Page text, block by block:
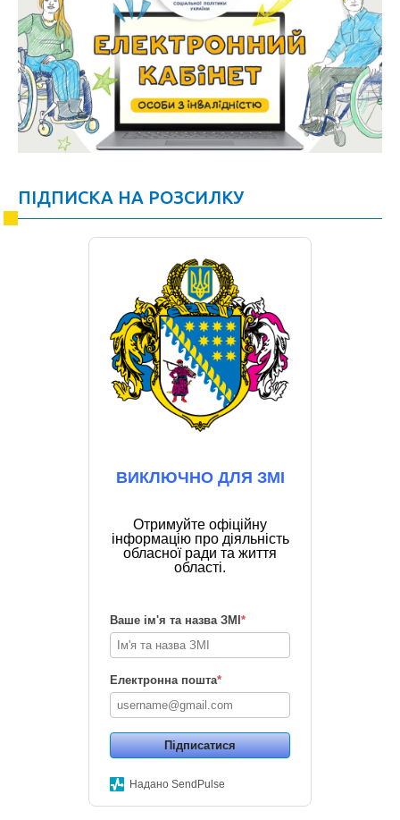
ПІДПИСКА НА РОЗСИЛКУ
ВИКЛЮЧНО ДЛЯ ЗМІ
Отримуйте офіційну
інформацію про діяльність
обласної ради та життя
області.
Ваше ім'я та назва ЗМІ *
Електронна пошта*
Підписатися
Надано SendPulse